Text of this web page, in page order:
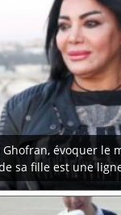
Ghofran, évoquer le
sa fille est une